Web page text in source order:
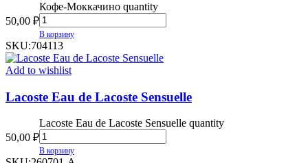
50,00 ₽
Кофе-Моккачино quantity
В корзину
SKU:704113
Add to wishlist
Lacoste Eau de Lacoste Sensuelle
50,00 ₽
Lacoste Eau de Lacoste Sensuelle quantity
В корзину